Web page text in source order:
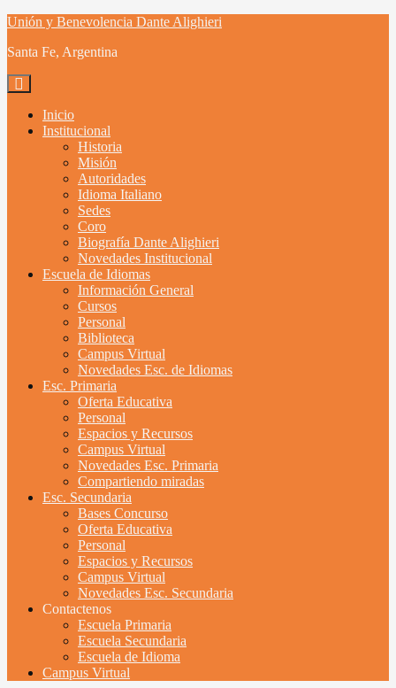
Skip
content
Unión y Benevolencia Dante Alighieri
Santa Fe, Argentina
Inicio
Institucional
Historia
Misión
Autoridades
Idioma Italiano
Sedes
Coro
Biografía Dante Alighieri
Novedades Institucional
Escuela de Idiomas
Información General
Cursos
Personal
Biblioteca
Campus Virtual
Novedades Esc. de Idiomas
Esc. Primaria
Oferta Educativa
Personal
Espacios y Recursos
Campus Virtual
Novedades Esc. Primaria
Compartiendo miradas
Esc. Secundaria
Bases Concurso
Oferta Educativa
Personal
Espacios y Recursos
Campus Virtual
Novedades Esc. Secundaria
Contactenos
Escuela Primaria
Escuela Secundaria
Escuela de Idioma
Campus Virtual